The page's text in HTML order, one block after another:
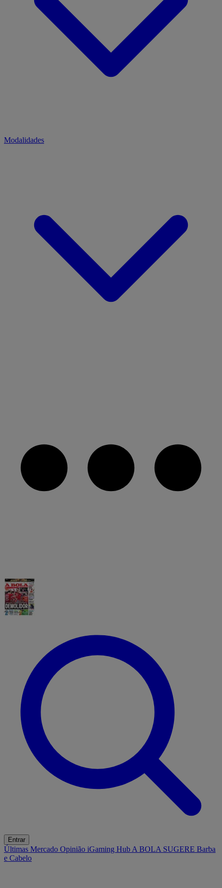
Modalidades
Entrar
Últimas Mercado Opinião iGaming Hub A BOLA SUGERE Barba
e Cabelo